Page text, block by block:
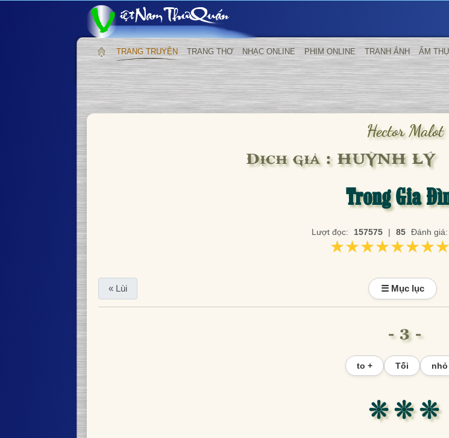
TRANG TRUYỆN TRANG THƠ NHẠC ONLINE PHIM ONLINE TRANH ẢNH ẨM
Hector Malot
Dịch giả : HUỲNH LÝ
Trong Gia
Lượt đọc: 157575 | 85 Đánh giá:
« Lùi ☰ Mục lục
- 3 -
to + Tối nhỏ
❊ ❊ ❊